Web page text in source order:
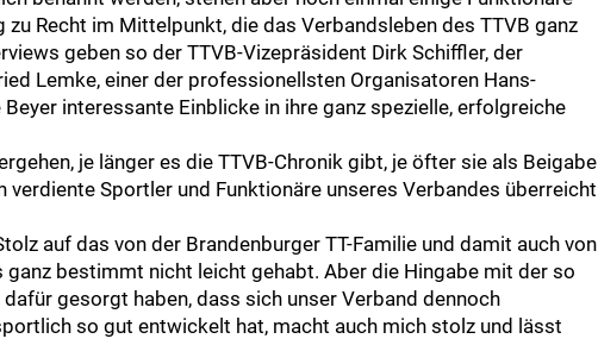
Recht im Mittelpunkt, die das Verbandsleben des TTVB ganz
geben so der TTVB-Vizepräsident Dirk Schiffler, der
Lemke, einer der professionellsten Organisatoren Hans-
interessante Einblicke in ihre ganz spezielle, erfolgreiche
je länger es die TTVB-Chronik gibt, je öfter sie als Beigabe
verdiente Sportler und Funktionäre unseres Verbandes überreicht
auf das von der Brandenburger TT-Familie und damit auch von
ganz bestimmt nicht leicht gehabt. Aber die Hingabe mit der so
gesorgt haben, dass sich unser Verband dennoch
so gut entwickelt hat, macht auch mich stolz und lässt